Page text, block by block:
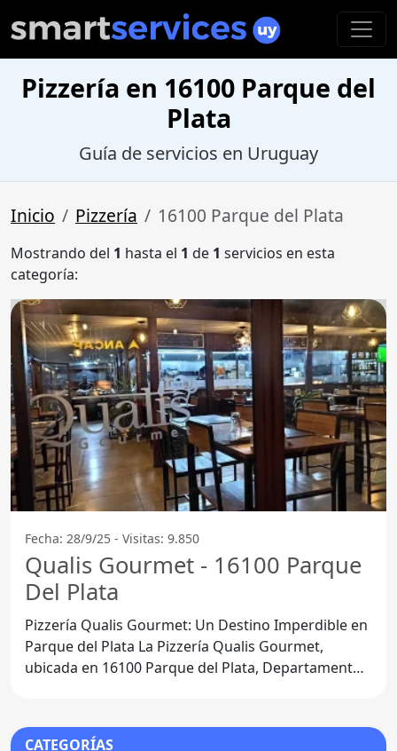
Pizzería en 16100 Parque del
Plata
Guía de servicios en Uruguay
Inicio Pizzería 16100 Parque del Plata
Mostrando del 1 hasta el 1 de 1 servicios en esta
categoría:
Fecha: 28/9/25 - Visitas: 9.850
Qualis Gourmet - 16100 Parque
Del Plata
Pizzería Qualis Gourmet: Un Destino Imperdible en
Parque del Plata La Pizzería Qualis Gourmet,
ubicada en 16100 Parque del Plata, Departamento
CATEGORÍAS